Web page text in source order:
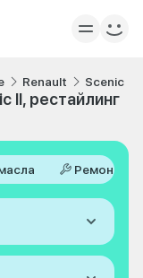
Renault Scenic
II, рестайлинг
Ремонт